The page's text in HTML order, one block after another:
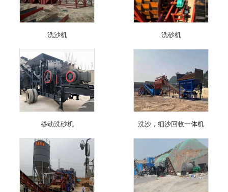
洗沙机 洗砂机
移动洗砂机 洗沙，细沙回收一体机